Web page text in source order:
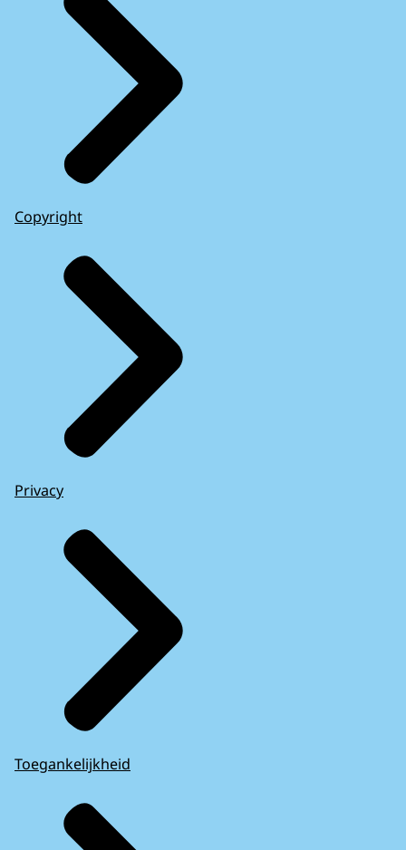
Copyright
Privacy
Toegankelijkheid